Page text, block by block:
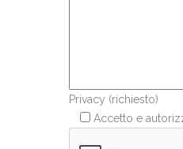
Privacy (richiesto)
Accetto e